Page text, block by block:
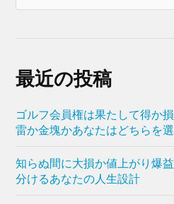
最近の投稿
ゴルフ会員権は果たして得か
雷か金塊かあなたはどちらを
知らぬ間に大損か値上がり爆
分けるあなたの人生設計